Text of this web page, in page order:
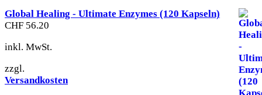
Global Healing - Ultimate Enzymes (120 Kapseln)
CHF 56.20
inkl. MwSt.
zzgl.
Versandkosten